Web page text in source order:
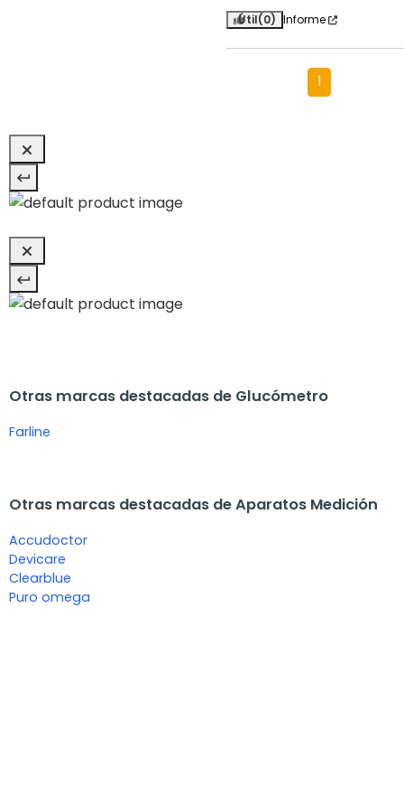
Útil(0) Informe
1
Otras marcas destacadas de Glucómetro
Farline
Otras marcas destacadas de Aparatos Medición
Accudoctor
Devicare
Clearblue
Puro omega